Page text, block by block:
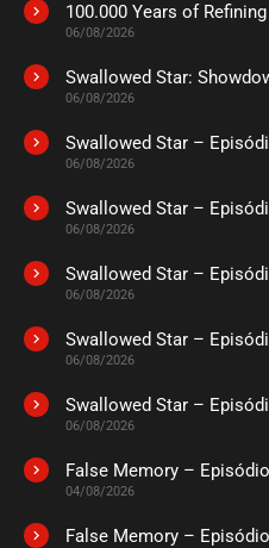
100.000 Years of
06/08/2026
Swallowed Star:
06/08/2026
Swallowed Star –
06/08/2026
Swallowed Star –
06/08/2026
Swallowed Star –
06/08/2026
Swallowed Star –
06/08/2026
Swallowed Star –
06/08/2026
False Memory –
04/08/2026
False Memory –